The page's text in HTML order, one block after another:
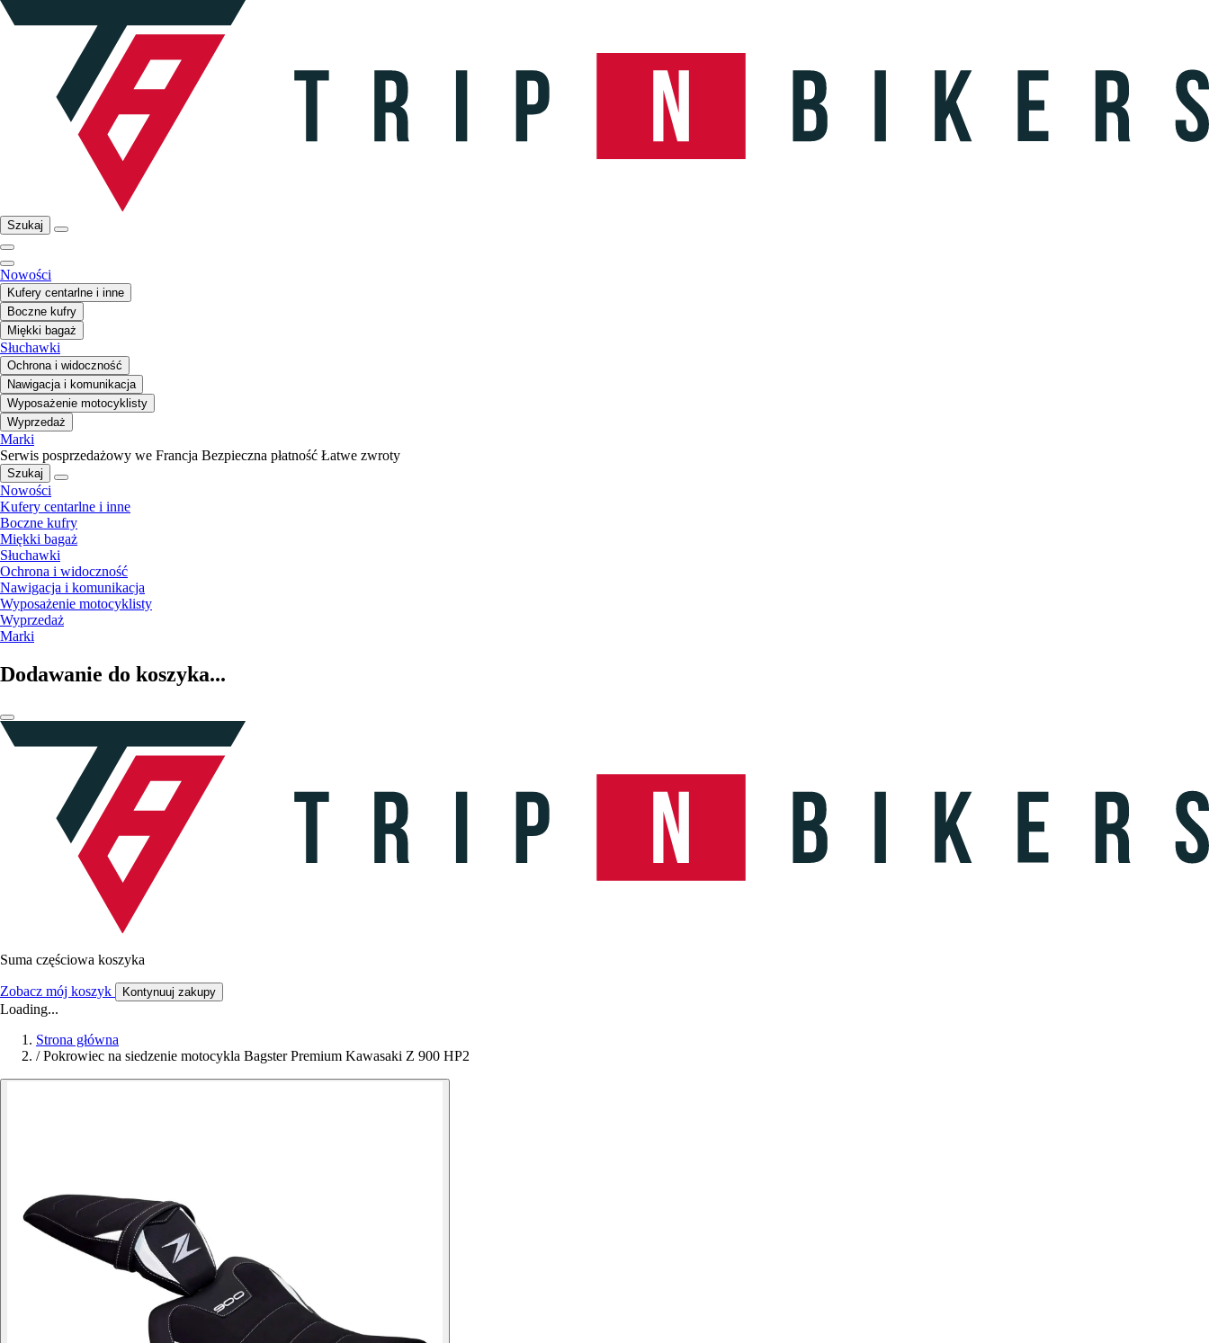
Szukaj
Nowości
Kufery centarlne i inne
Boczne kufry
Miękki bagaż
Słuchawki
Ochrona i widoczność
Nawigacja i komunikacja
Wyposażenie motocyklisty
Wyprzedaż
Marki
Serwis posprzedażowy we Francja Bezpieczna płatność Łatwe zwroty
Szukaj
Nowości
Kufery centarlne i inne
Boczne kufry
Miękki bagaż
Słuchawki
Ochrona i widoczność
Nawigacja i komunikacja
Wyposażenie motocyklisty
Wyprzedaż
Marki
Dodawanie do koszyka...
Suma częściowa koszyka
Zobacz mój koszyk Kontynuuj zakupy
Loading...
Strona główna
/ Pokrowiec na siedzenie motocykla Bagster Premium Kawasaki Z 900 HP2